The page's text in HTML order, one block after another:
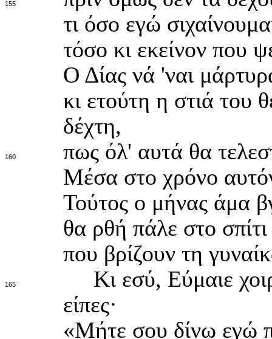
155
τι όσο εγώ
τόσο κι εκείνον που
Ο Δίας νά 'ναι
κι ετούτη η στιά
δέχτη,
160
πως όλ' αυτά θα
Μέσα στο χρόνο
Τούτος ο μήνας άμα
θα ρθή πάλε στο
που βρίζουν τη
165
Κι εσύ, Εύμαιε
είπες·
«Μήτε σου δίνω εγώ